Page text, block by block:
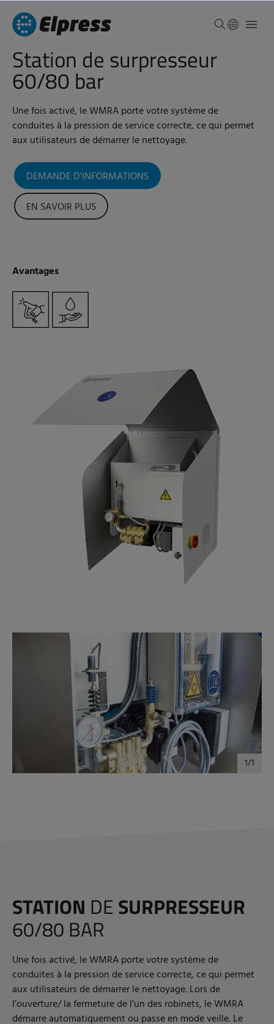
Station de surpresseur
60/80 bar
Une fois activé, le WMRA porte votre système de
conduites à la pression de service correcte, ce qui permet
aux utilisateurs de démarrer le nettoyage.
DEMANDE D'INFORMATIONS
EN SAVOIR PLUS
Avantages
STATION DE SURPRESSEUR
60/80 BAR
Une fois activé, le WMRA porte votre système de
conduites à la pression de service correcte, ce qui permet
aux utilisateurs de démarrer le nettoyage. Lors de
l’ouverture/ la fermeture de l’un des robinets, le WMRA
démarre automatiquement ou passe en mode veille. Le